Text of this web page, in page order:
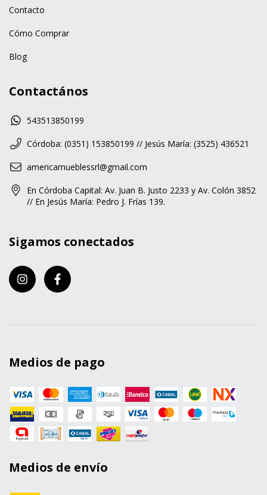
Contacto
Cómo Comprar
Blog
Contactános
543513850199
Córdoba: (0351) 153850199 // Jesús María: (3525) 436521
americamueblessrl@gmail.com
En Córdoba Capital: Av. Juan B. Justo 2233 y Av. Colón 3852
// En Jesús María: Pedro J. Frías 139.
Sigamos conectados
Medios de pago
Medios de envío